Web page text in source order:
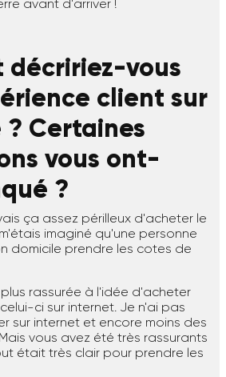
avant d'arriver !
décririez-vous
client sur
Certaines
vous ont-
?
ça assez périlleux d'acheter le
imaginé qu'une personne
domicile prendre les cotes de
rassurée à l'idée d'acheter
ci sur internet. Je n'ai pas
sur internet et encore moins des
vous avez été très rassurants
était très clair pour prendre les